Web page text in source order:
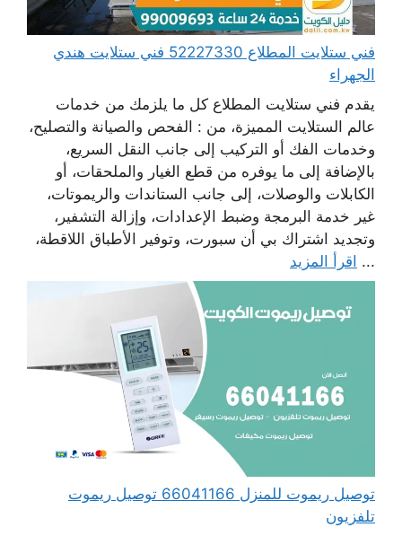
فني ستلايت المطلاع 52227330 فني ستلايت هندي
الجهراء
يقدم فني ستلايت المطلاع كل ما يلزمك من خدمات
عالم الستلايت المميزة، من : الفحص والصيانة والتصليح،
وخدمات الفك أو التركيب إلى جانب النقل السريع،
بالإضافة إلى ما يوفره من قطع الغيار والملحقات، أو
الكابلات والوصلات، إلى جانب الستاندات والريموتات،
غير خدمة البرمجة وضبط الإعدادات، وإزالة التشفير،
وتجديد اشتراك بي أن سبورت، وتوفير الأطباق اللاقطة،
... اقرأ المزيد
توصيل ريموت للمنزل 66041166 توصيل ريموت
تلفزيون